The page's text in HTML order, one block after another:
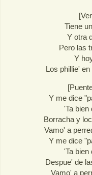
Tiene
Y otra
Pero las
Y
Los phillie'
Y me dice
'Ta bien
Borracha y
Vamo' a
Y me dice
'Ta bien
Despue' de
Vamo' a